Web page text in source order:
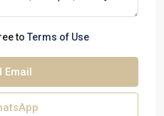
to Terms of Use
Email